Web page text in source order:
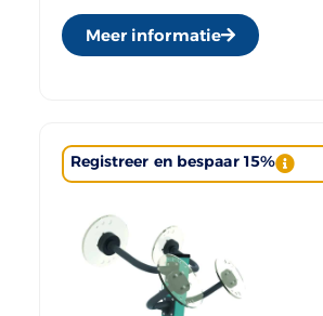
Meer informatie
Registreer en bespaar 15%